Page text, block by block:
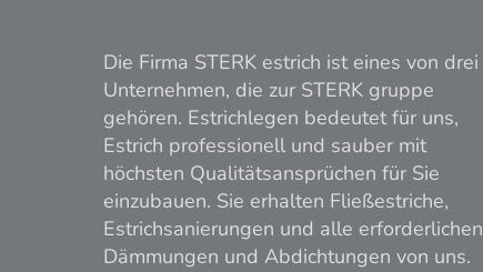
Die Firma STERK estrich ist eines von drei
Unternehmen, die zur STERK gruppe
gehören. Estrichlegen bedeutet für uns,
Estrich professionell und sauber mit
höchsten Qualitätsansprüchen für Sie
einzubauen. Sie erhalten Fließestriche,
Estrichsanierungen und alle erforderlichen
Dämmungen und Abdichtungen von uns.